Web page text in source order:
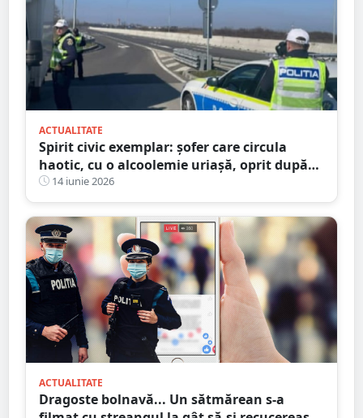
ACTUALITATE
Spirit civic exemplar: șofer care circula
haotic, cu o alcoolemie uriașă, oprit după
ce un martor a sunat la 112 și l-a urmărit
până la sosirea poliției
14 iunie 2026
ACTUALITATE
Dragoste bolnavă... Un sătmărean s-a